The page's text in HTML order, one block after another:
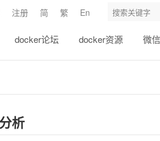
注册 简 繁 En
docker论坛 docker资源 微
析